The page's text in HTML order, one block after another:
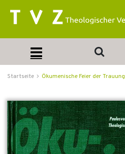
Startseite Ökumenische Feier der Trauung